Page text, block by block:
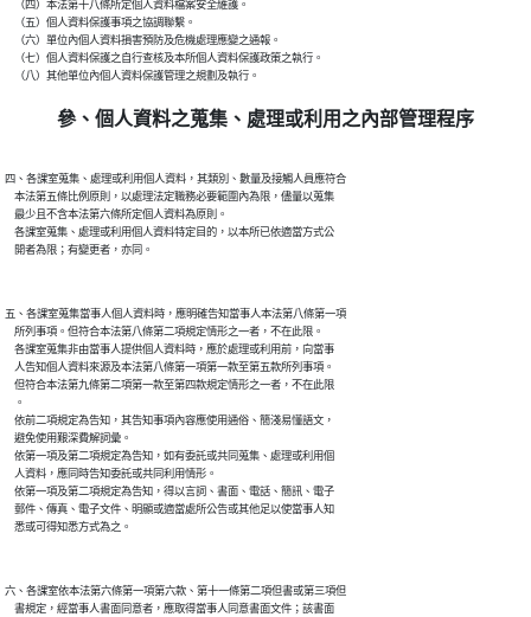
    （四）本法第十八條所定個人資料檔案安全維護。
    （五）個人資料保護事項之協調聯繫。
    （六）單位內個人資料損害預防及危機處理應變之通報。
    （七）個人資料保護之自行查核及本所個人資料保護政策之執行。
參、個人資料之蒐集、處理或利用之內部管理程序
四、各課室蒐集、處理或利用個人資料，其類別、數量及接觸人員應符合
    本法第五條比例原則，以處理法定職務必要範圍內為限，儘量以蒐集
    最少且不含本法第六條所定個人資料為原則。
    各課室蒐集、處理或利用個人資料特定目的，以本所已依適當方式公
五、各課室蒐集當事人個人資料時，應明確告知當事人本法第八條第一項
    所列事項。但符合本法第八條第二項規定情形之一者，不在此限。
    各課室蒐集非由當事人提供個人資料時，應於處理或利用前，向當事
    人告知個人資料來源及本法第八條第一項第一款至第五款所列事項。
    但符合本法第九條第二項第一款至第四款規定情形之一者，不在此限
    。
    依前二項規定為告知，其告知事項內容應使用通俗、簡淺易懂語文，
    避免使用艱深費解詞彙。
    依第一項及第二項規定為告知，如有委託或共同蒐集、處理或利用個
    人資料，應同時告知委託或共同利用情形。
    依第一項及第二項規定為告知，得以言詞、書面、電話、簡訊、電子
    郵件、傳真、電子文件、明顯或適當處所公告或其他足以使當事人知
六、各課室依本法第六條第一項第六款、第十一條第二項但書或第三項但
    書規定，經當事人書面同意者，應取得當事人同意書面文件；該書面